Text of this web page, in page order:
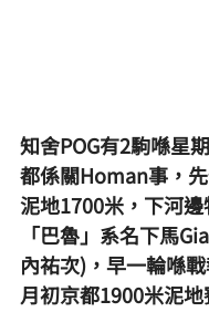
知舍POG有2駒喺星
都係關Homan事，
泥地1700米，下河邊
「巴魯」系名下馬
內祐次)，早一輪喺
月初京都1900米泥